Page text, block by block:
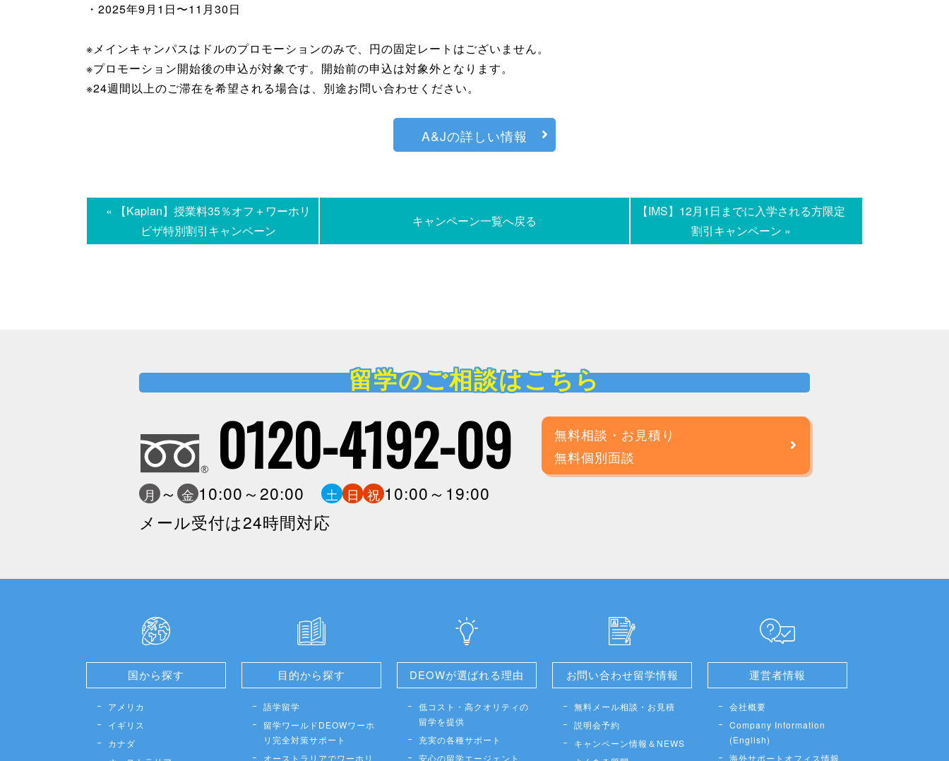
・2025年9月1日〜11月30日
※メインキャンパスはドルのプロモーションのみで、円の固定レートはございません。
※プロモーション開始後の申込が対象です。開始前の申込は対象外となります。
※24週間以上のご滞在を希望される場合は、別途お問い合わせください。
A&Jの詳しい情報
« 【Kaplan】授業料35％オフ＋ワーホリ
ビザ特別割引キャンペーン
キャンペーン一覧へ戻る
【IMS】12月1日までに入学される方限定
割引キャンペーン »
留学のご相談はこちら
0120-4192-09
月 ～ 金 10:00～20:00 土 日 祝 10:00～19:00
メール受付は24時間対応
無料相談・お見積り
無料個別面談
国から探す
アメリカ
イギリス
カナダ
目的から探す
語学留学
留学ワールドDEOWワーホ
リ完全対策サポート
オーストラリアでワーホリ
DEOWが選ばれる理由
低コスト・高クオリティの
留学を提供
充実の各種サポート
安心の留学エージェント
お問い合わせ留学情報
無料メール相談・お見積
説明会予約
キャンペーン情報＆NEWS
運営者情報
会社概要
Company Information
(English)
海外サポートオフィス情報